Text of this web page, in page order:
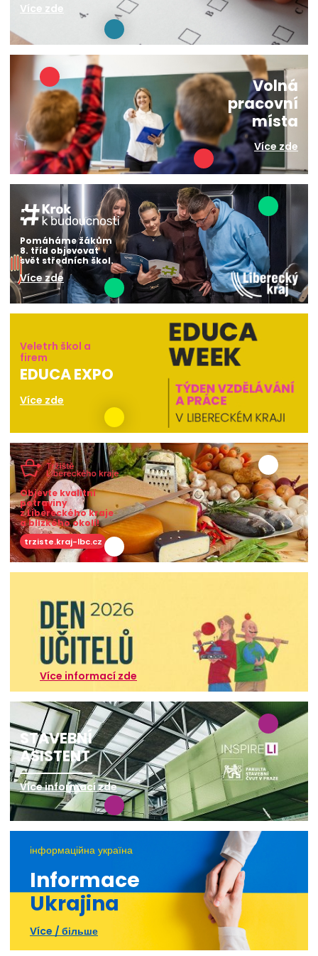
Více zde
Volná
pracovní
místa
Více zde
Pomáháme žákům
8. tříd objevovat
svět středních škol.
Více zde
Veletrh škol a
firem
EDUCA EXPO
Více zde
Objevte kvalitní
potraviny
z Libereckého kraje
a blízkého okolí!
trziste.kraj-lbc.cz
Více informací zde
STAVEBNÍ
ASISTENT
Více informací zde
інформаційна україна
Informace
Ukrajina
Více / більше